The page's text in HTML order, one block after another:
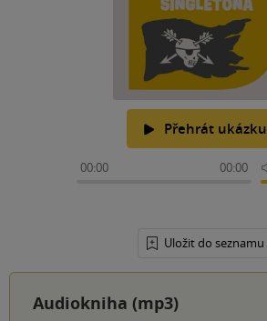
Přehrát ukázku
00:00 00:00
Uložit do seznamu
Audiokniha (mp3)